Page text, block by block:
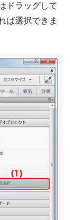
ドラッグして
ば選択できま